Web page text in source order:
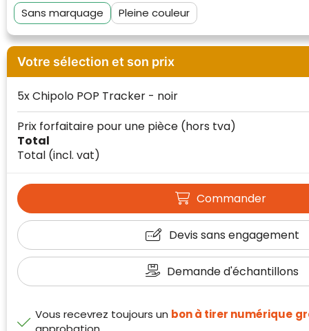
Sans marquage
Pleine couleur
Votre sélection et son prix
5x Chipolo POP Tracker - noir
Total
Total (incl. vat)
Prix forfaitaire pour une pièce (hors tva)
Commander
Devis sans engagement
Demande d'échantillons
Vous recevrez toujours un bon à tirer numérique